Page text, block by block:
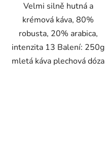
Velmi silně hutná a
krémová káva, 80%
robusta, 20% arabica,
intenzita 13 Balení: 250g
mletá káva plechová dóza